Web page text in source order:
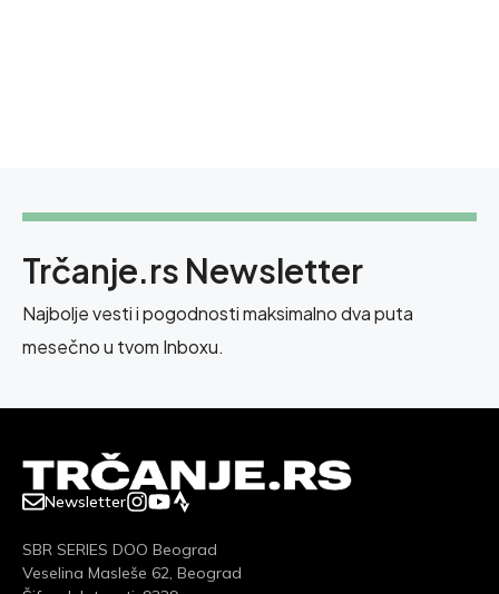
Trčanje.rs Newsletter
Najbolje vesti i pogodnosti maksimalno dva puta
mesečno u tvom Inboxu.
Newsletter
SBR SERIES DOO Beograd
Veselina Masleše 62, Beograd